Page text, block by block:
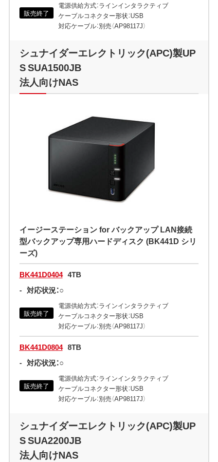
販売終了
電源供給方式：ラインインタラクティブ
ケーブルコネクター形状：USB
対応ケーブル：別売（AP98117J）
シュナイダーエレクトリック(APC)製UP
S SUA1500JB
法人向けNAS
イージーステーション for バックアップ LAN接続
型バックアップ専用ハードディスク (BK441D シリ
ーズ)
BK441D0404 4TB
- 対応状況：○
販売終了
電源供給方式：ラインインタラクティブ
ケーブルコネクター形状：USB
対応ケーブル：別売（AP98117J）
BK441D0804 8TB
- 対応状況：○
販売終了
電源供給方式：ラインインタラクティブ
ケーブルコネクター形状：USB
対応ケーブル：別売（AP98117J）
シュナイダーエレクトリック(APC)製UP
S SUA2200JB
法人向けNAS